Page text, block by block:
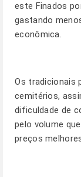
este Finados
gastando
econômica.
Os
cemitérios,
dificuldade de
pelo volume
preços